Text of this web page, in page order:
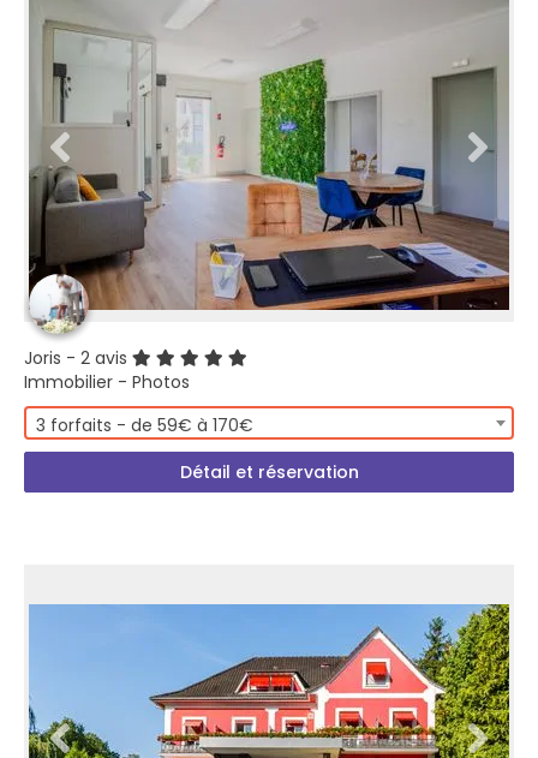
Joris - 2 avis
Immobilier - Photos
3 forfaits - de 59€ à 170€
Détail et réservation